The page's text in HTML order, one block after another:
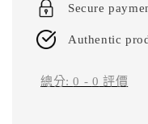
Secure
Authentic
總分:0 - 0 評價